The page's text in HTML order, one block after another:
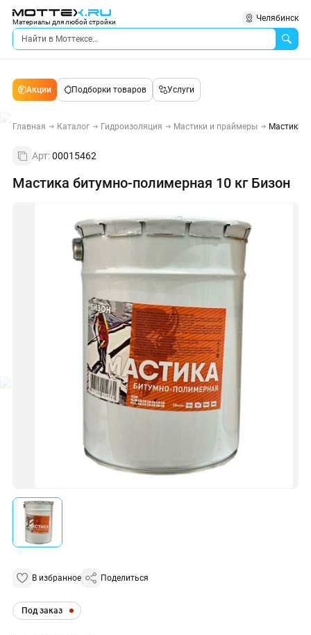
Материалы для любой стройки Челябинск
Акции Подборки товаров Услуги
Главная Каталог Гидроизоляция Мастики и праймеры Мастика
Арт:00015462
Мастика битумно-полимерная 10 кг Бизон
В избранное Поделиться
Под заказ